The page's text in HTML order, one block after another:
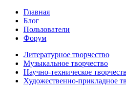
Главная
Блог
Пользователи
Форум
Литературное творчество
Музыкальное творчество
Научно-техническое
Художественно-прикладное